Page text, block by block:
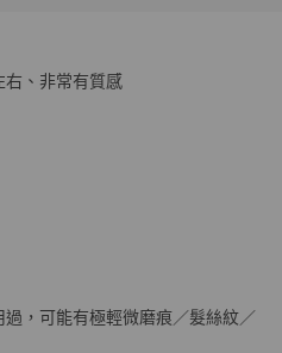
42號M-XL可穿
右、非常有質感
，可能有極輕微磨痕／髮絲紋／